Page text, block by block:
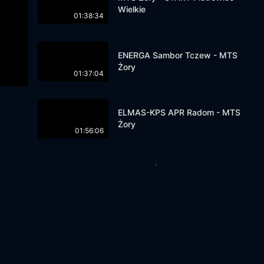
01:38:34
Wielkie
01:37:04
ENERGA Sambor Tczew - MTS
Żory
01:56:06
ELMAS-KPS APR Radom - MTS
Żory